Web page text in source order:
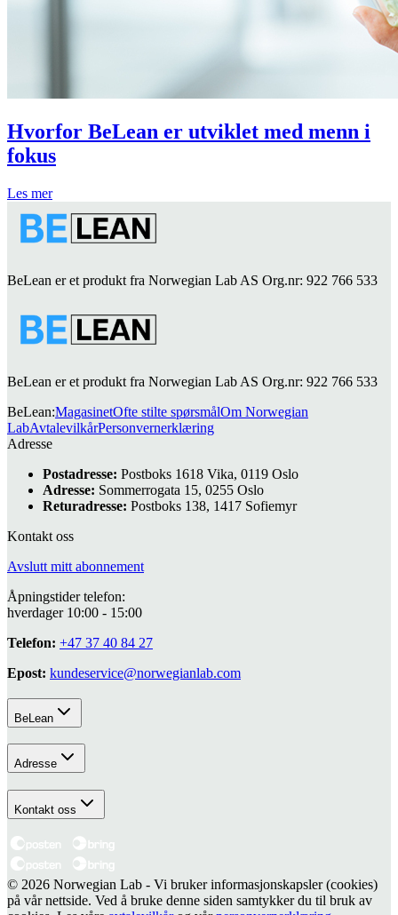
Hvorfor BeLean er utviklet med menn i
fokus
Les mer
BeLean er et produkt fra Norwegian Lab AS Org.nr: 922 766 533
BeLean er et produkt fra Norwegian Lab AS Org.nr: 922 766 533
BeLean:MagasinetOfte stilte spørsmålOm Norwegian
LabAvtalevilkårPersonvernerklæring
Adresse
Postadresse: Postboks 1618 Vika, 0119 Oslo
Adresse: Sommerrogata 15, 0255 Oslo
Returadresse: Postboks 138, 1417 Sofiemyr
Kontakt oss
Avslutt mitt abonnement
Åpningstider telefon:
hverdager 10:00 - 15:00
Telefon: +47 37 40 84 27
Epost: kundeservice@norwegianlab.com
BeLean
Adresse
Kontakt oss
© 2026 Norwegian Lab - Vi bruker informasjonskapsler (cookies)
på vår nettside. Ved å bruke denne siden samtykker du til bruk av